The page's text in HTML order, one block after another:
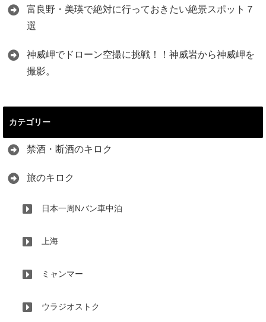
富良野・美瑛で絶対に行っておきたい絶景スポット７
選
神威岬でドローン空撮に挑戦！！神威岩から神威岬を
撮影。
カテゴリー
禁酒・断酒のキロク
旅のキロク
日本一周Nバン車中泊
上海
ミャンマー
ウラジオストク